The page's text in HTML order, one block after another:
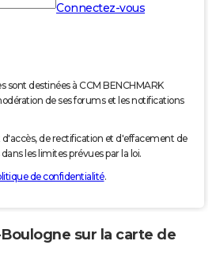
Connectez-vous
sont destinées à CCM BENCHMARK
de ses forums et les notifications
de rectification et d'effacement de
les limites prévues par la loi.
de confidentialité.
sur la carte de